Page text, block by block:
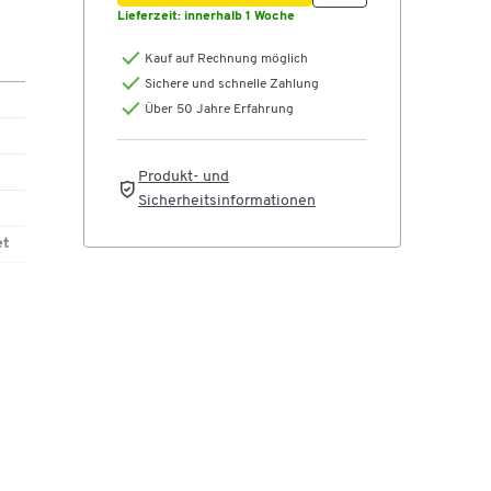
Lieferzeit: innerhalb 1 Woche
Kauf auf Rechnung möglich
Sichere und schnelle Zahlung
Über 50 Jahre Erfahrung
Produkt- und
Sicherheitsinformationen